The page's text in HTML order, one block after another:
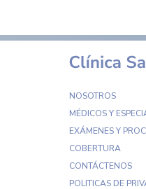
NOSOTROS
MÉDICOS Y
EXÁMENES Y
COBERTURA
CONTÁCTENOS
POLITICAS DE